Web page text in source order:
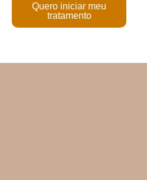
Quero iniciar meu
tratamento